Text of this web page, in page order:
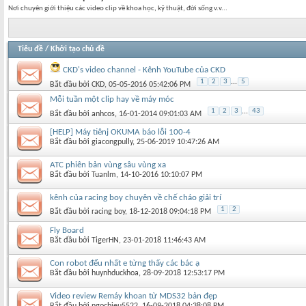
Nơi chuyên giới thiệu các video clip về khoa học, kỹ thuật, đời sống v.v...
Tiêu đề / Khởi tạo chủ đề
CKD's video channel - Kênh YouTube của CKD
Bắt đầu bởi CKD‎, 05-05-2016 05:42:06 PM 1 2 3 ... 5
Mỗi tuần một clip hay về máy móc
Bắt đầu bởi anhcos‎, 16-01-2014 09:01:03 AM 1 2 3 ... 43
[HELP] Máy tiênj OKUMA báo lỗi 100-4
Bắt đầu bởi giacongpully‎, 25-06-2019 10:47:26 AM
ATC phiên bản vùng sâu vùng xa
Bắt đầu bởi Tuanlm‎, 14-10-2016 10:10:07 PM
kênh của racing boy chuyên về chế cháo giải trí
Bắt đầu bởi racing boy‎, 18-12-2018 09:04:18 PM 1 2
Fly Board
Bắt đầu bởi TigerHN ‎, 23-01-2018 11:46:43 AM
Con robot đểu nhất e từng thấy các bác ạ
Bắt đầu bởi huynhduckhoa‎, 28-09-2018 12:53:17 PM
Video review Remáy khoan từ MDS32 bản đẹp